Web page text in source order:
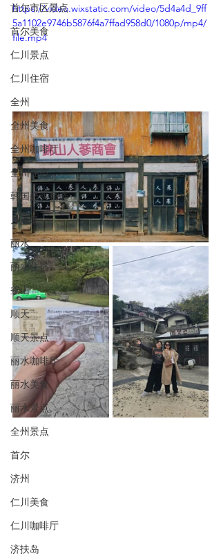
首尔市区景点
首尔美食
仁川景点
仁川住宿
全州
全州美食
全州咖啡厅
全州住宿
韩国必买精选
月尾岛
丽水
丽水住宿
釜山
顺天
顺天景点
丽水咖啡厅
丽水美食
丽水景点
全州景点
首尔
济州
仁川美食
仁川咖啡厅
济扶岛
https://video.wixstatic.com/video/5d4a4d_9ff
5a1102e9746b5876f4a7ffad958d0/1080p/mp4/
file.mp4